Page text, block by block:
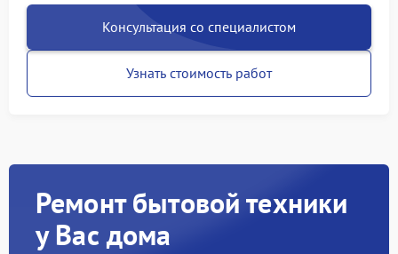
Консультация со специалистом
Узнать стоимость работ
Ремонт бытовой техники
у Вас дома